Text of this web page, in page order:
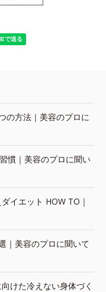
の方法｜美容のプロに
慣｜美容のプロに聞い
イエット HOW TO｜
｜美容のプロに聞いて
けた冷えない身体づく